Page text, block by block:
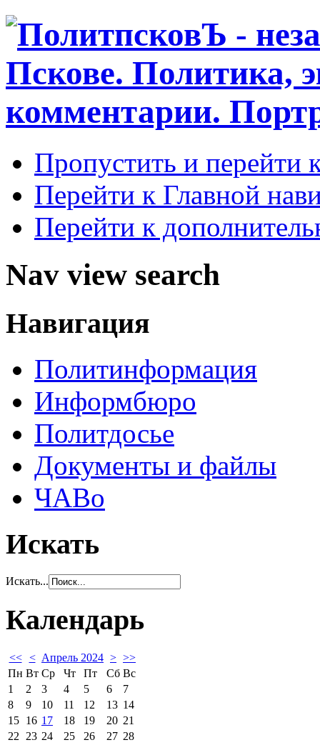
Пропустить и перейти
Перейти к Главной
Перейти к
Nav view search
Навигация
Политинформация
Информбюро
Политдосье
Документы и файлы
ЧАВо
Искать
Искать...
Календарь
<< < Апрель 2024 > >>
Пн Вт Ср Чт Пт Сб Вс
1
2 3 4 5 6
7
8
9 10 11 12 13 14
15 16 17 18 19 20 21
22
23 24 25 26 27 28